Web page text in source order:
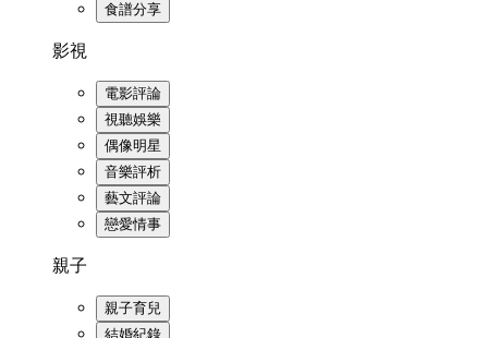
食譜分享
影視
電影評論
視聽娛樂
偶像明星
音樂評析
藝文評論
戀愛情事
親子
親子育兒
結婚紀錄